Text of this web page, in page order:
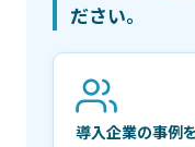
ださい。
導入企業の事例